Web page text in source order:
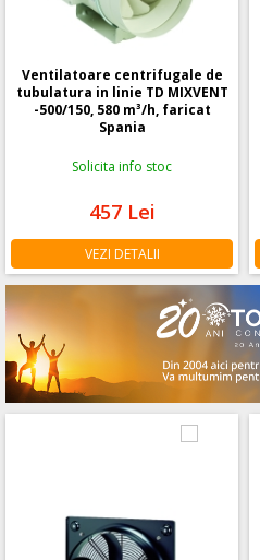
Ventilatoare centrifugale de
tubulatura in linie TD MIXVENT
-500/150, 580 m³/h, faricat
Spania
Solicita info stoc
457 Lei
VEZI DETALII